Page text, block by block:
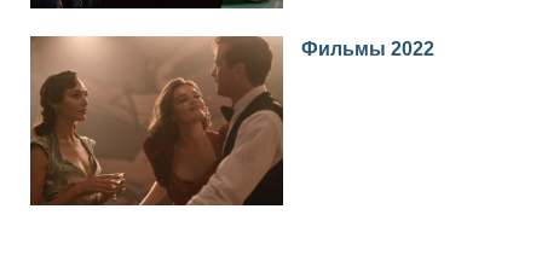
Фильмы 2022